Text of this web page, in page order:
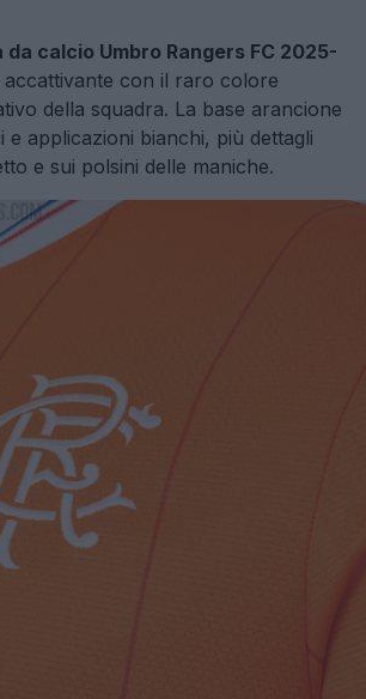
calcio Umbro Rangers FC 2025-
con il raro colore
della squadra. La base arancione
e applicazioni bianchi, più dettagli
e sui polsini delle maniche.